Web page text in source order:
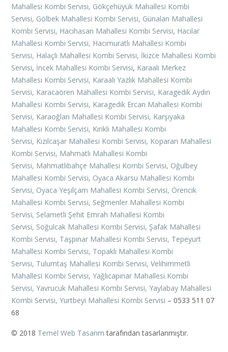
Mahallesi Kombi Servisi, Gökçehüyük Mahallesi Kombi
Servisi, Gölbek Mahallesi Kombi Servisi, Günalan Mahallesi
Kombi Servisi, Hacıhasan Mahallesi Kombi Servisi, Hacılar
Mahallesi Kombi Servisi, Hacımuratlı Mahallesi Kombi
Servisi, Halaçlı Mahallesi Kombi Servisi, İkizce Mahallesi Kombi
Servisi, İncek Mahallesi Kombi Servisi, Karaali Merkez
Mahallesi Kombi Servisi, Karaali Yazlık Mahallesi Kombi
Servisi, Karacaören Mahallesi Kombi Servisi, Karagedik Aydın
Mahallesi Kombi Servisi, Karagedik Ercan Mahallesi Kombi
Servisi, Karaoğlan Mahallesi Kombi Servisi, Karşıyaka
Mahallesi Kombi Servisi, Kırıklı Mahallesi Kombi
Servisi, Kızılcaşar Mahallesi Kombi Servisi, Koparan Mahallesi
Kombi Servisi, Mahmatlı Mahallesi Kombi
Servisi, Mahmatlıbahçe Mahallesi Kombi Servisi, Oğulbey
Mahallesi Kombi Servisi, Oyaca Akarsu Mahallesi Kombi
Servisi, Oyaca Yeşilçam Mahallesi Kombi Servisi, Örencik
Mahallesi Kombi Servisi, Seğmenler Mahallesi Kombi
Servisi, Selametli Şehit Emrah Mahallesi Kombi
Servisi, Soğulcak Mahallesi Kombi Servisi, Şafak Mahallesi
Kombi Servisi, Taşpınar Mahallesi Kombi Servisi, Tepeyurt
Mahallesi Kombi Servisi, Topaklı Mahallesi Kombi
Servisi, Tulumtaş Mahallesi Kombi Servisi, Velihimmetli
Mahallesi Kombi Servisi, Yağlıcapınar Mahallesi Kombi
Servisi, Yavrucuk Mahallesi Kombi Servisi, Yaylabay Mahallesi
Kombi Servisi, Yurtbeyi Mahallesi Kombi Servisi – 0533 511 07
68
© 2018 Temel Web Tasarım tarafından tasarlanmıştır.